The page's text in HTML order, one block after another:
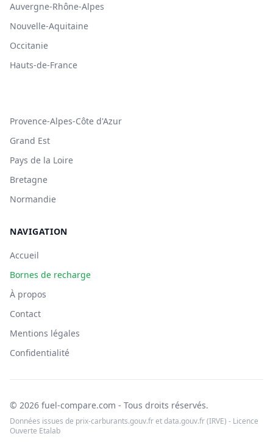
Auvergne-Rhône-Alpes
Nouvelle-Aquitaine
Occitanie
Hauts-de-France
Provence-Alpes-Côte d'Azur
Grand Est
Pays de la Loire
Bretagne
Normandie
NAVIGATION
Accueil
Bornes de recharge
À propos
Contact
Mentions légales
Confidentialité
© 2026 fuel-compare.com - Tous droits réservés.
Données issues de prix-carburants.gouv.fr et data.gouv.fr (IRVE) - Licence
Ouverte Etalab